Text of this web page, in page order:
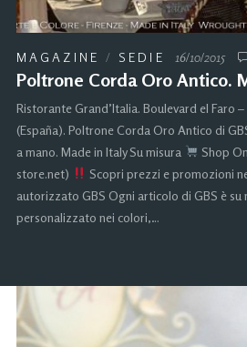
MAGAZINE / SEDIE 16/10/2015
Poltrone Corda Oro Antico.
Ristorante Grand’Italia. Boulevard el Faro
(España). Poltrone Corda Oro Antico di
a mano. Made in Italy Su misura
Shop
store.net)
Scopri prezzi e promozioni
autorizzato GBS Ogni articolo di GBS è su
personalizzato nei colori,…